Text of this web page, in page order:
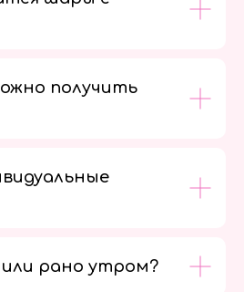
получить
рано утром?